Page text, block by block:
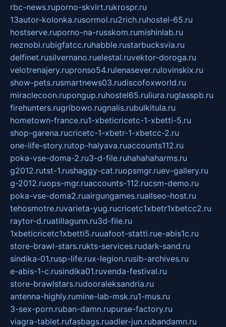
rbc-news.ruporno-skvirt.rukrospr.ru
13autor-kolonka.rusormol.ru2rich.ruhostel-65.ru
hostserve.ruporno-na-russkom.rumishinlab.ru
neznobi.rubigfatcc.ruhabble.rustarbucksvia.ru
delfinet.rusilvernano.ruelestal.ruvektor-doroga.ru
velotrenajery.rupronso54.rulenasever.rulovinskix.ru
show-pets.rusmartnews03.rudiscofoxworld.ru
miraclecoon.rupongup.ruhostel65.ruliura.ruglasspb.ru
firehunters.rugribowo.rugnalis.rubulkitula.ru
hometown-france.ru1-xbeticricetc-1-xbetti-5.ru
shop-garena.rucricetc-1-xbetr-1-xbetcc-2.ru
one-life-story.rutop-halyava.ruaccounts112.ru
poka-vse-doma-2.ru3-d-file.ruhahahaharms.ru
g2012.rutst-1.rushaggy-cat.ruopsmgr.ruev-gallery.ru
g-2012.ruops-mgr.ruaccounts-112.rucsm-demo.ru
poka-vse-doma2.ruairgungames.ruallseo-host.ru
tehosmotre.ruvarieta-yug.rucricetc1xbetr1xbetcc2.ru
raytor-d.ruatillagunn.ru3d-file.ru
1xbeticricetc1xbetti5.ruuafoot-statti.rue-abis1c.ru
store-brawl-stars.rukts-services.rudark-sand.ru
sindika-01.rusp-life.rux-legion.rusib-archives.ru
e-abis-1-c.rusindika01.ruvenda-festival.ru
store-brawlstars.rudooraleksandria.ru
antenna-highly.rumine-lab-msk.ru1-mus.ru
3-sex-porn.ruban-damn.rupurse-factory.ru
viagra-tablet.rufasbags.ruadler-jun.rubandamn.ru